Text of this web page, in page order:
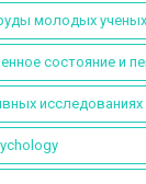
молодых
состояние и
исследованиях